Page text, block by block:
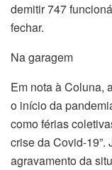
demitir 747
fechar.
Na garagem
Em nota à Coluna,
o início da
como férias
crise da Covid-19”.
agravamento da